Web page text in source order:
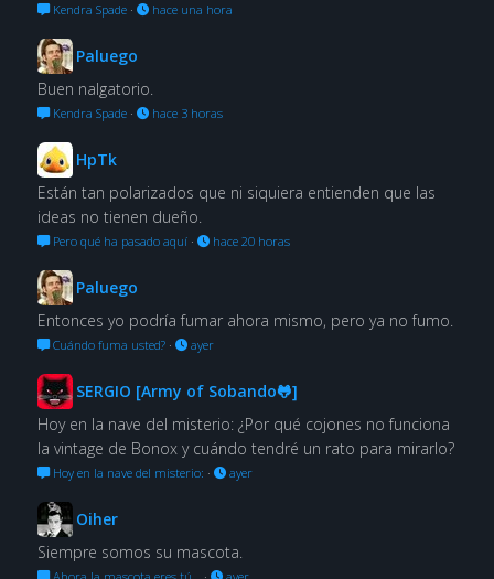
Kendra Spade· hace una hora
Paluego
Buen nalgatorio.
Kendra Spade· hace 3 horas
HpTk
Están tan polarizados que ni siquiera entienden que las
ideas no tienen dueño.
Pero qué ha pasado aquí· hace 20 horas
Paluego
Entonces yo podría fumar ahora mismo, pero ya no fumo.
Cuándo fuma usted?· ayer
SERGIO [Army of Sobando🐸]
Hoy en la nave del misterio: ¿Por qué cojones no funciona
la vintage de Bonox y cuándo tendré un rato para mirarlo?
Hoy en la nave del misterio: · ayer
Oiher
Siempre somos su mascota.